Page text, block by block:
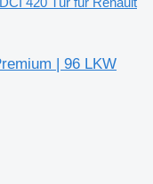
| 96 LKW